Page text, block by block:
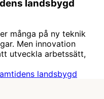
landsbygd
många på ny teknik
Men innovation
utveckla arbetssätt,
landsbygd